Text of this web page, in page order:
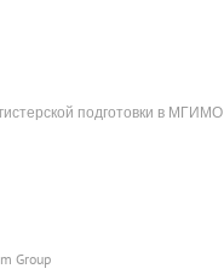
подготовки в МГИМО
Group